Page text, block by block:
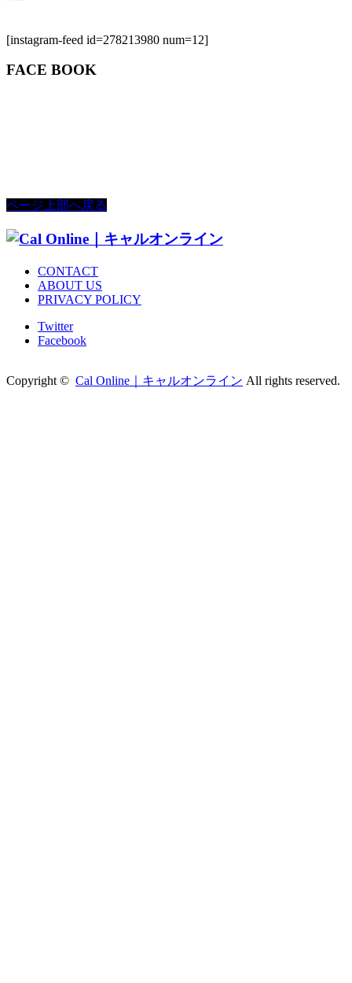
[instagram-feed id=278213980 num=12]
FACE BOOK
ページ上部へ戻る
CONTACT
ABOUT US
PRIVACY POLICY
Twitter
Facebook
Copyright © Cal Online｜キャルオンライン All rights reserved.